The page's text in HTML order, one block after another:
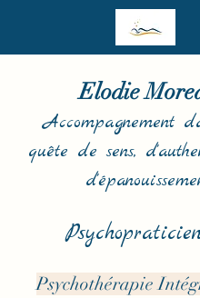
Elodie
Accompagnement
quête de sens,
Psychothérapie